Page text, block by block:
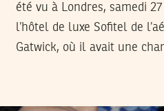
été vu à Londres, samedi
l’hôtel de luxe Sofitel de
Gatwick, où il avait une